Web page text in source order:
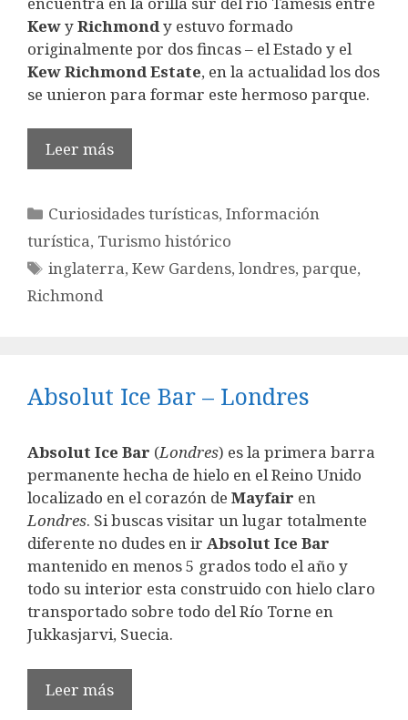
KewyRichmond y estuvo formado
originalmente por dos fincas – el Estado y el
Kew Richmond Estate, en la actualidad los dos
se unieron para formar este hermoso parque.
Leer más
Categorías
Curiosidades turísticas,Información
turística, Turismo histórico
Etiquetas
inglaterra,Kew Gardens,londres,parque,
Richmond
Absolut Ice Bar – Londres
Absolut Ice Bar (Londres) es la primera barra
permanente hecha de hielo en el Reino Unido
localizado en el corazón de Mayfair en
Londres. Si buscas visitar un lugar totalmente
diferente no dudes en ir Absolut Ice Bar
mantenido en menos 5 grados todo el año y
todo su interior esta construido con hielo claro
transportado sobre todo del Río Torne en
Jukkasjarvi, Suecia.
Leer más